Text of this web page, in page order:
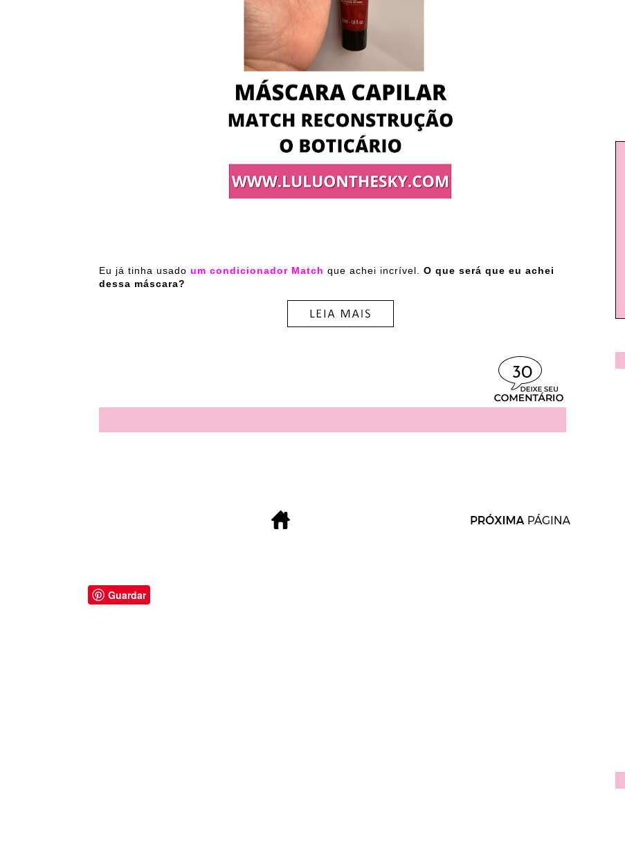
Eu já tinha usado um condicionador Match que achei incrível. O que será que eu achei
dessa máscara?
30
Guardar